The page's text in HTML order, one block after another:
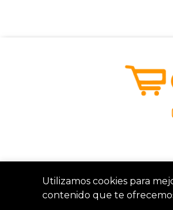
Utilizamos cookies para
contenido que te